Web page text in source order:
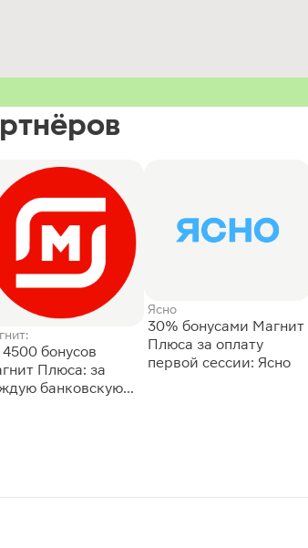
бонусов
Плюса: за
банковскую
Ясно
30% бонусами Магнит
Плюса за оплату
первой сессии: Ясно